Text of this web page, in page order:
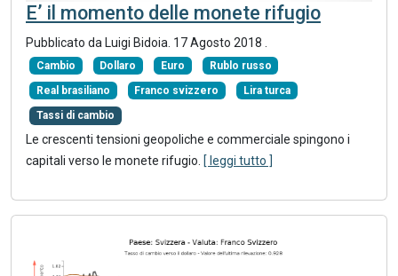
E’ il momento delle monete rifugio
Pubblicato da Luigi Bidoia. 17 Agosto 2018
Cambio Dollaro Euro Rublo russo
Real brasiliano Franco svizzero Lira turca
Tassi di cambio
Le crescenti tensioni geopoliche e commerciale spingono i
capitali verso le monete rifugio. [ leggi tutto ]